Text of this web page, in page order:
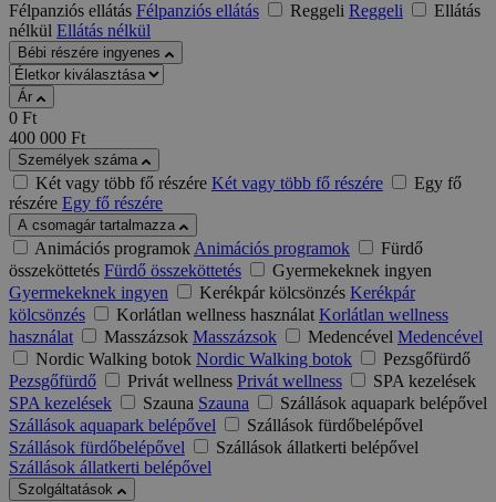
Félpanziós ellátás Félpanziós ellátás Reggeli Reggeli
Ellátás
nélkül Ellátás nélkül
Bébi részére ingyenes
Ár
0 Ft
400 000 Ft
Személyek száma
Két vagy több fő részére Két vagy több fő részére
Egy fő
részére Egy fő részére
A csomagár tartalmazza
Animációs programokAnimációs programok
Fürdő
összeköttetés Fürdő összeköttetés
Gyermekeknek ingyen
Gyermekeknek ingyen
Kerékpár kölcsönzés Kerékpár
kölcsönzés
Korlátlan wellness használat Korlátlan wellness
használat
Masszázsok Masszázsok Medencével Medencével
Nordic Walking botok Nordic Walking botok
Pezsgőfürdő
Pezsgőfürdő
Privát wellness Privát wellness
SPA kezelések
SPA kezelések
Szauna Szauna
Szállások aquapark belépővel
Szállások aquapark belépővel
Szállások fürdőbelépővel
Szállások fürdőbelépővel
Szállások állatkerti belépővel
Szállások állatkerti belépővel
Szolgáltatások